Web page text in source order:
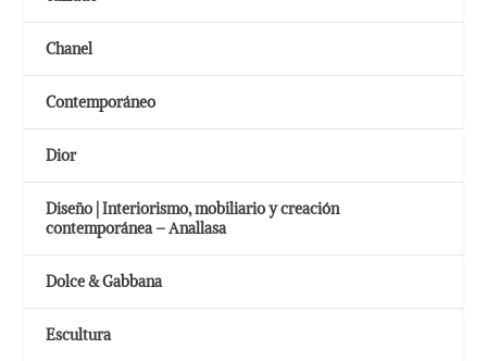
Chanel
Contemporáneo
Dior
Diseño | Interiorismo, mobiliario y creación
contemporánea – Anallasa
Dolce & Gabbana
Escultura